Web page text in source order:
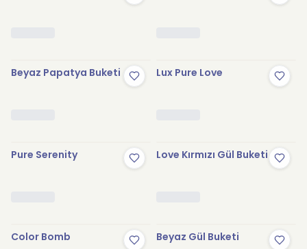
Beyaz Papatya Buketi Lux Pure Love
Pure Serenity Love Kırmızı Gül Buketi
Color Bomb Beyaz Gül Buketi